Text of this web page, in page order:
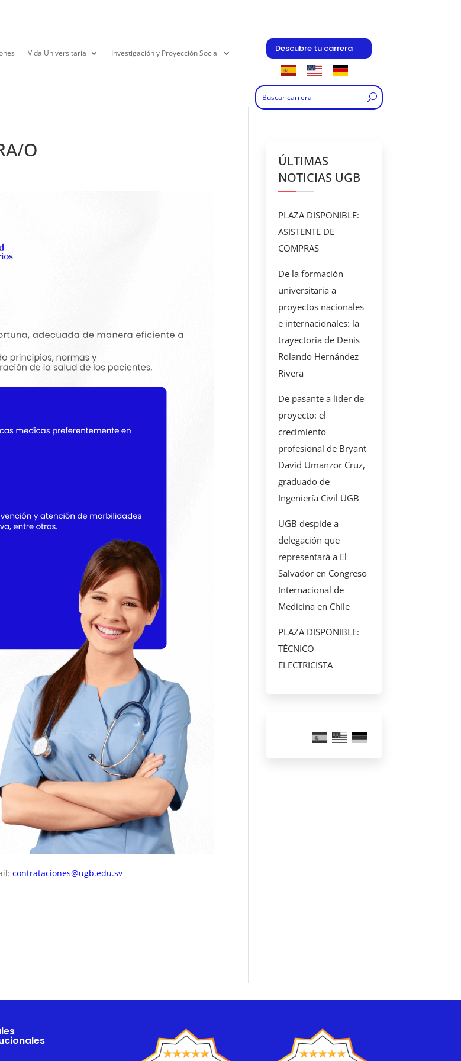
Vida Universitaria Investigación y Proyección Social Descubre tu carrera
O
contrataciones@ugb.edu.sv
ÚLTIMAS
NOTICIAS UGB
PLAZA DISPONIBLE:
ASISTENTE DE
COMPRAS
De la formación
universitaria a
proyectos nacionales
e internacionales: la
trayectoria de Denis
Rolando Hernández
Rivera
De pasante a líder de
proyecto: el
crecimiento
profesional de Bryant
David Umanzor Cruz,
graduado de
Ingeniería Civil UGB
UGB despide a
delegación que
representará a El
Salvador en Congreso
Internacional de
Medicina en Chile
PLAZA DISPONIBLE:
TÉCNICO
ELECTRICISTA